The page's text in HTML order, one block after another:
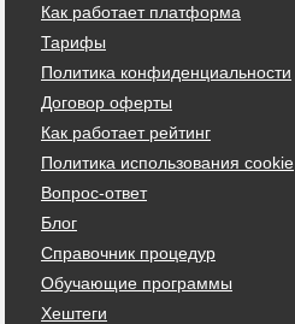
Как работает платформа
Тарифы
Политика конфиденциальности
Договор оферты
Как работает рейтинг
Политика использования cookie
Вопрос-ответ
Блог
Справочник процедур
Обучающие программы
Хештеги